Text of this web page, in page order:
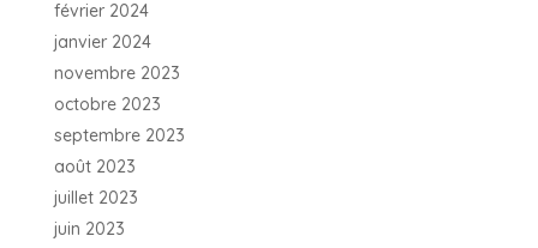
février 2024
janvier 2024
novembre 2023
octobre 2023
septembre 2023
août 2023
juillet 2023
juin 2023